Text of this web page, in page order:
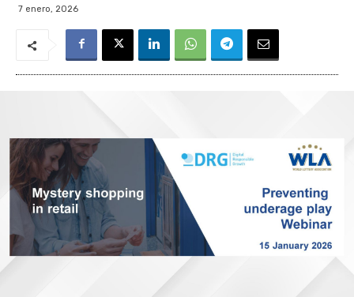
7 enero, 2026